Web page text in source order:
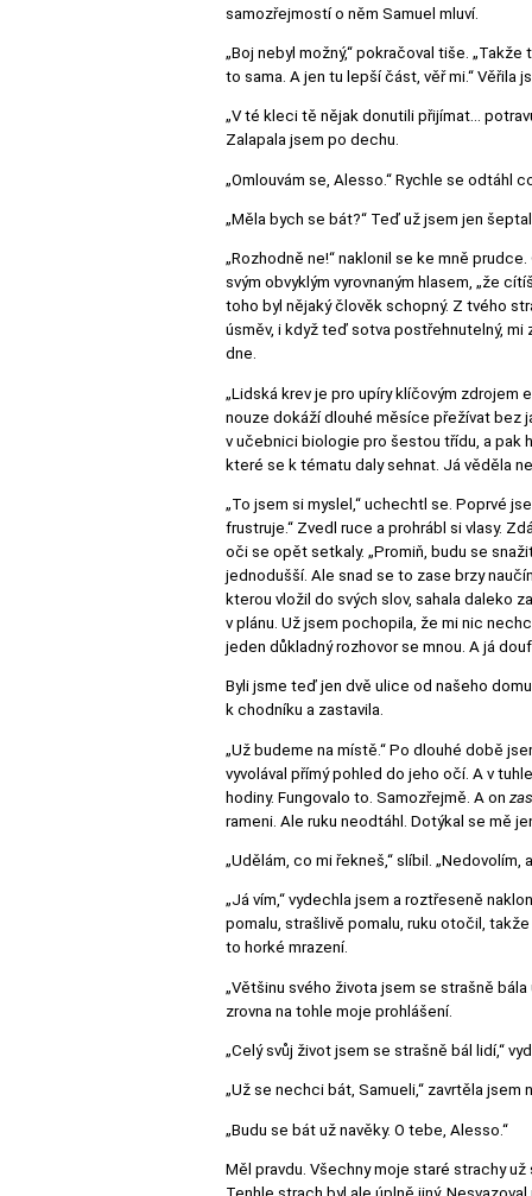
samozřejmostí o něm Samuel mluví.
„Boj nebyl možný,“ pokračoval tiše.
to sama. A jen tu lepší část, věř mi.“ Věřila
„V té kleci tě nějak donutili přijímat…
Zalapala jsem po dechu.
„Omlouvám se, Alesso.“ Rychle se odtáhl
„Měla bych se bát?“ Teď už jsem jen
„Rozhodně ne!“ naklonil se ke mně
svým obvyklým vyrovnaným hlasem, „že
toho byl nějaký člověk schopný. Z tvého
úsměv, i když teď sotva postřehnutelný,
dne.
„Lidská krev je pro upíry klíčovým zdrojem
nouze dokáží dlouhé měsíce přežívat bez
v učebnici biologie pro šestou třídu, a pak
které se k tématu daly sehnat. Já věděla
„To jsem si myslel,“ uchechtl se. Poprvé
frustruje.“ Zvedl ruce a prohrábl si vlasy.
oči se opět setkaly. „Promiň, budu se
jednodušší. Ale snad se to zase brzy
kterou vložil do svých slov, sahala daleko
v plánu. Už jsem pochopila, že mi nic
jeden důkladný rozhovor se mnou. A já
Byli jsme teď jen dvě ulice od našeho
k chodníku a zastavila.
„Už budeme na místě.“ Po dlouhé době
vyvolával přímý pohled do jeho očí. A v
hodiny. Fungovalo to. Samozřejmě. A on
rameni. Ale ruku neodtáhl. Dotýkal se mě
„Udělám, co mi řekneš,“ slíbil. „Nedovolím,
„Já vím,“ vydechla jsem a roztřeseně
pomalu, strašlivě pomalu, ruku otočil,
to horké mrazení.
„Většinu svého života jsem se strašně
zrovna na tohle moje prohlášení.
„Celý svůj život jsem se strašně bál lidí,“
„Už se nechci bát, Samueli,“ zavrtěla
„Budu se bát už navěky. O tebe, Alesso.“
Měl pravdu. Všechny moje staré strachy